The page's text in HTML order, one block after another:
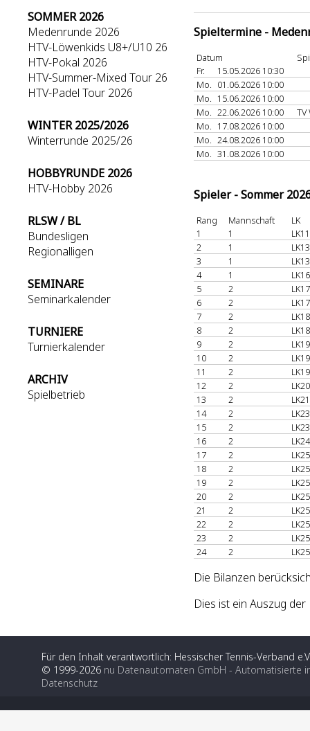
SOMMER 2026
Medenrunde 2026
HTV-Löwenkids U8+/U10 26
HTV-Pokal 2026
HTV-Summer-Mixed Tour 26
HTV-Padel Tour 2026
WINTER 2025/2026
Winterrunde 2025/26
HOBBYRUNDE 2026
HTV-Hobby 2026
RLSW / BL
Bundesligen
Regionalligen
SEMINARE
Seminarkalender
TURNIERE
Turnierkalender
ARCHIV
Spielbetrieb
Spieltermine -
Datum
Fr.
15.05.2026 10:30
Mo. 01.06.2026 10:00
Mo. 15.06.2026 10:00
Mo. 22.06.2026 10:00
Mo. 17.08.2026 10:00
Mo. 24.08.2026 10:00
Mo. 31.08.2026 10:00
Spieler - Sommer
Rang Mannschaft
LK
1
1
2
1
3
1
4
1
5
2
6
2
7
2
8
2
9
2
10
2
11
2
12
2
13
2
14
2
15
2
16
2
17
2
18
2
19
2
20
2
21
2
22
2
23
2
24
2
Die Bilanzen
Dies ist ein Auszug
Für den Inhalt verantwortlich: Hessischer Tennis-Verband
© 1999-2026 nu Datenautomaten GmbH - Automatisierte
Datenschutz